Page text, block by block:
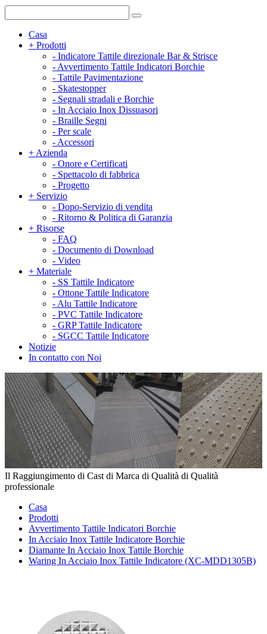
Casa
+ Prodotti
- Indicatore Tattile direzionale Bar & Strisce
- Avvertimento Tattile Indicatori Borchie
- Tattile Pavimentazione
- Skatestopper
- Segnali stradali e Borchie
- In Acciaio Inox Dissuasori
- Braille Segni
- Per scale
- Accessori
+ Azienda
- Onore e Certificati
- Spettacolo di fabbrica
- Progetto
+ Servizio
- Dopo-Servizio di vendita
- Ritorno & Politica di Garanzia
+ Risorse
- FAQ
- Documento di Download
- Video
+ Materiale
- SS Tattile Indicatore
- Ottone Tattile Indicatore
- Alu Tattile Indicatore
- PVC Tattile Indicatore
- GRP Tattile Indicatore
- SGCC Tattile Indicatore
Notizie
In contatto con Noi
Il Raggiungimento di Cast di Marca di Qualità di Qualità
professionale
Casa
Prodotti
Avvertimento Tattile Indicatori Borchie
In Acciaio Inox Tattile Indicatore Borchie
Diamante In Acciaio Inox Tattile Borchie
Waring In Acciaio Inox Tattile Indicatore (XC-MDD1305B)